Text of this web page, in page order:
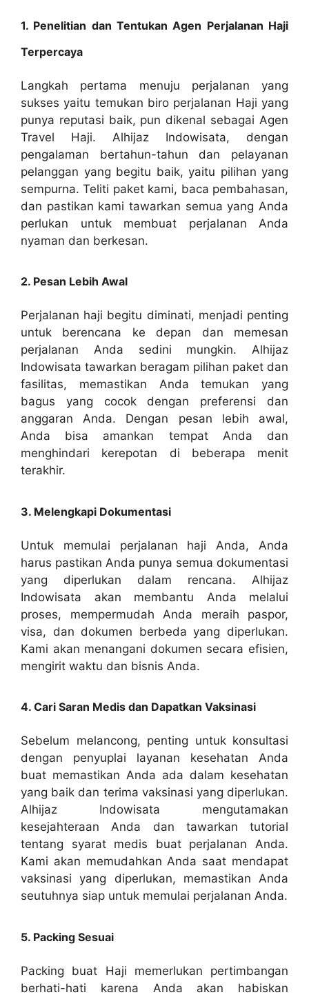
1. Penelitian dan Tentukan Agen Perjalanan Haji
Terpercaya
Langkah pertama menuju perjalanan yang
sukses yaitu temukan biro perjalanan Haji yang
punya reputasi baik, pun dikenal sebagai Agen
Travel Haji. Alhijaz Indowisata, dengan
pengalaman bertahun-tahun dan pelayanan
pelanggan yang begitu baik, yaitu pilihan yang
sempurna. Teliti paket kami, baca pembahasan,
dan pastikan kami tawarkan semua yang Anda
perlukan untuk membuat perjalanan Anda
nyaman dan berkesan.
2. Pesan Lebih Awal
Perjalanan haji begitu diminati, menjadi penting
untuk berencana ke depan dan memesan
perjalanan Anda sedini mungkin. Alhijaz
Indowisata tawarkan beragam pilihan paket dan
fasilitas, memastikan Anda temukan yang
bagus yang cocok dengan preferensi dan
anggaran Anda. Dengan pesan lebih awal,
Anda bisa amankan tempat Anda dan
menghindari kerepotan di beberapa menit
terakhir.
3. Melengkapi Dokumentasi
Untuk memulai perjalanan haji Anda, Anda
harus pastikan Anda punya semua dokumentasi
yang diperlukan dalam rencana. Alhijaz
Indowisata akan membantu Anda melalui
proses, mempermudah Anda meraih paspor,
visa, dan dokumen berbeda yang diperlukan.
Kami akan menangani dokumen secara efisien,
mengirit waktu dan bisnis Anda.
4. Cari Saran Medis dan Dapatkan Vaksinasi
Sebelum melancong, penting untuk konsultasi
dengan penyuplai layanan kesehatan Anda
buat memastikan Anda ada dalam kesehatan
yang baik dan terima vaksinasi yang diperlukan.
Alhijaz Indowisata mengutamakan
kesejahteraan Anda dan tawarkan tutorial
tentang syarat medis buat perjalanan Anda.
Kami akan memudahkan Anda saat mendapat
vaksinasi yang diperlukan, memastikan Anda
seutuhnya siap untuk memulai perjalanan Anda.
5. Packing Sesuai
Packing buat Haji memerlukan pertimbangan
berhati-hati karena Anda akan habiskan